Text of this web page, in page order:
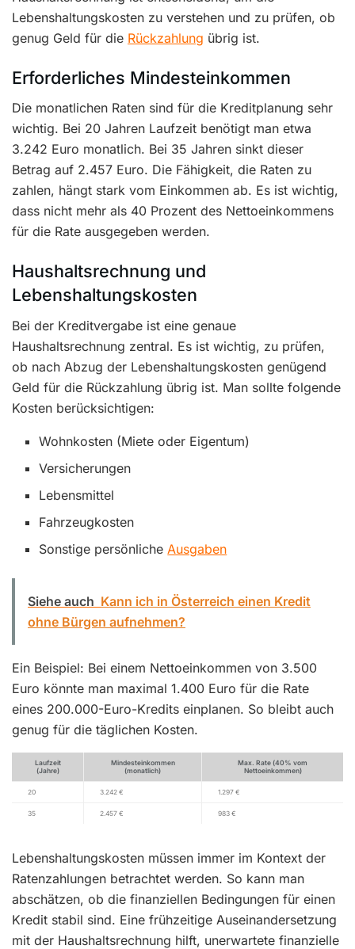
Lebenshaltungskosten zu verstehen und zu prüfen, ob
genug Geld für die Rückzahlung übrig ist.
Erforderliches Mindesteinkommen
Die monatlichen Raten sind für die Kreditplanung sehr
wichtig. Bei 20 Jahren Laufzeit benötigt man etwa
3.242 Euro monatlich. Bei 35 Jahren sinkt dieser
Betrag auf 2.457 Euro. Die Fähigkeit, die Raten zu
zahlen, hängt stark vom Einkommen ab. Es ist wichtig,
dass nicht mehr als 40 Prozent des Nettoeinkommens
für die Rate ausgegeben werden.
Haushaltsrechnung und
Lebenshaltungskosten
Bei der Kreditvergabe ist eine genaue
Haushaltsrechnung zentral. Es ist wichtig, zu prüfen,
ob nach Abzug der Lebenshaltungskosten genügend
Geld für die Rückzahlung übrig ist. Man sollte folgende
Kosten berücksichtigen:
Wohnkosten (Miete oder Eigentum)
Versicherungen
Lebensmittel
Fahrzeugkosten
Sonstige persönliche Ausgaben
Siehe auch Kann ich in Österreich einen Kredit
ohne Bürgen aufnehmen?
Ein Beispiel: Bei einem Nettoeinkommen von 3.500
Euro könnte man maximal 1.400 Euro für die Rate
eines 200.000-Euro-Kredits einplanen. So bleibt auch
genug für die täglichen Kosten.
Laufzeit
(Jahre)
Mindesteinkommen
(monatlich)
Max. Rate (40% vom
Nettoeinkommen)
20 3.242 € 1.297 €
35 2.457 € 983 €
Lebenshaltungskosten müssen immer im Kontext der
Ratenzahlungen betrachtet werden. So kann man
abschätzen, ob die finanziellen Bedingungen für einen
Kredit stabil sind. Eine frühzeitige Auseinandersetzung
mit der Haushaltsrechnung hilft, unerwartete finanzielle